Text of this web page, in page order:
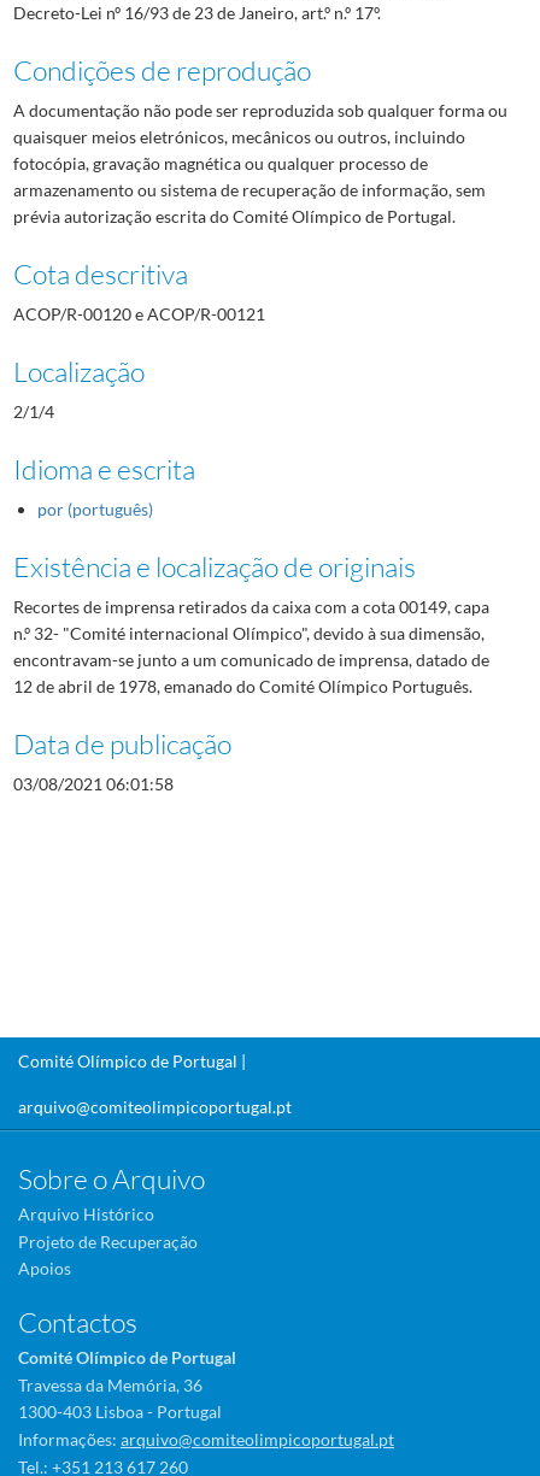
Decreto-Lei nº 16/93 de 23 de Janeiro, art.º n.º 17º.
Condições de reprodução
A documentação não pode ser reproduzida sob qualquer forma ou
quaisquer meios eletrónicos, mecânicos ou outros, incluindo
fotocópia, gravação magnética ou qualquer processo de
armazenamento ou sistema de recuperação de informação, sem
prévia autorização escrita do Comité Olímpico de Portugal.
Cota descritiva
ACOP/R-00120 e ACOP/R-00121
Localização
2/1/4
Idioma e escrita
por (português)
Existência e localização de originais
Recortes de imprensa retirados da caixa com a cota 00149, capa
n.º 32- "Comité internacional Olímpico", devido à sua dimensão,
encontravam-se junto a um comunicado de imprensa, datado de
12 de abril de 1978, emanado do Comité Olímpico Português.
Data de publicação
03/08/2021 06:01:58
Comité Olímpico de Portugal |
arquivo@comiteolimpicoportugal.pt
Sobre o Arquivo
Arquivo Histórico
Projeto de Recuperação
Apoios
Contactos
Comité Olímpico de Portugal
Travessa da Memória, 36
1300-403 Lisboa - Portugal
Informações: arquivo@comiteolimpicoportugal.pt
Tel.: +351 213 617 260